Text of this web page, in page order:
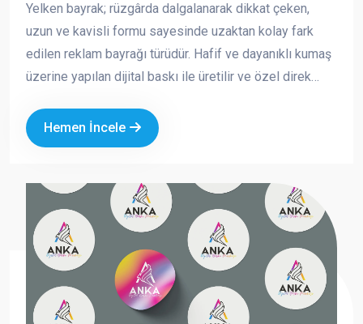
Yelken bayrak; rüzgârda dalgalanarak dikkat çeken,
uzun ve kavisli formu sayesinde uzaktan kolay fark
edilen reklam bayrağı türüdür. Hafif ve dayanıklı kumaş
üzerine yapılan dijital baskı ile üretilir ve özel direk
Hemen İncele